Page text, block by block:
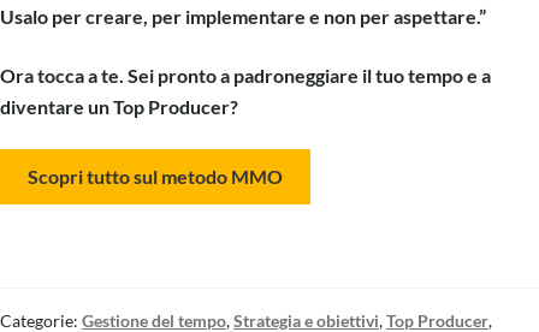
Usalo per creare, per implementare e non per aspettare.”
Ora tocca a te. Sei pronto a padroneggiare il tuo tempo e a
diventare un Top Producer?
Scopri tutto sul metodo MMO
Categorie: Gestione del tempo,Strategia e obiettivi,Top Producer,